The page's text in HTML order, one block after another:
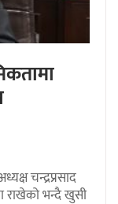
चन्द्रप्रसाद
राखेको भन्दै खुसी